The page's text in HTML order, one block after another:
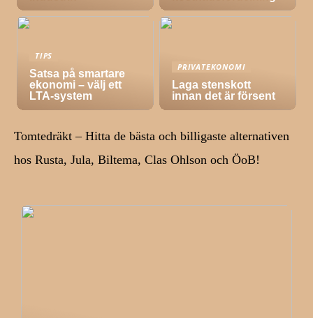
TIPS
Satsa på smartare
ekonomi – välj ett
LTA-system
PRIVATEKONOMI
Laga stenskott
innan det är försent
Tomtedräkt – Hitta de bästa och billigaste alternativen
hos Rusta, Jula, Biltema, Clas Ohlson och ÖoB!